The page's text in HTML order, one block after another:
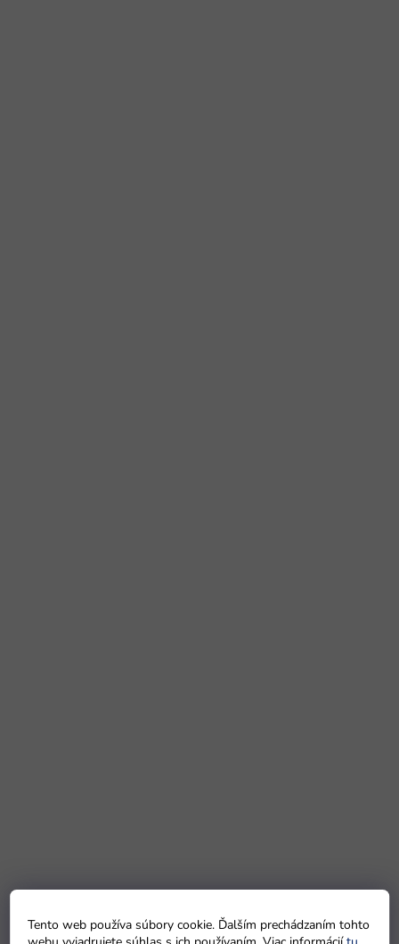
Tento web používa súbory cookie. Ďalším prechádzaním tohto